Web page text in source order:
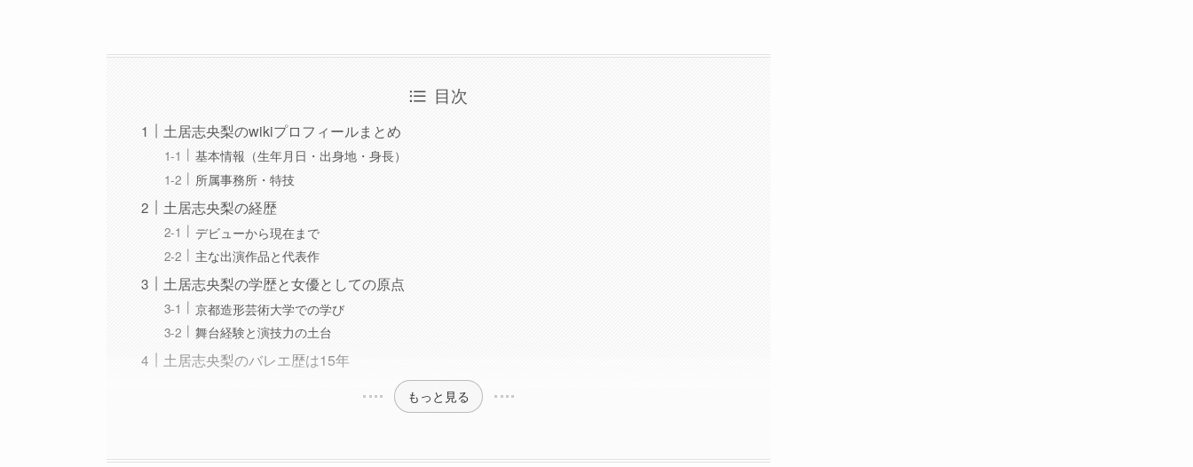
目次
土居志央梨のwikiプロフィールまとめ
基本情報（生年月日・出身地・身長）
所属事務所・特技
土居志央梨の経歴
デビューから現在まで
主な出演作品と代表作
土居志央梨の学歴と女優としての原点
京都造形芸術大学での学び
舞台経験と演技力の土台
土居志央梨のバレエ歴は15年
もっと見る